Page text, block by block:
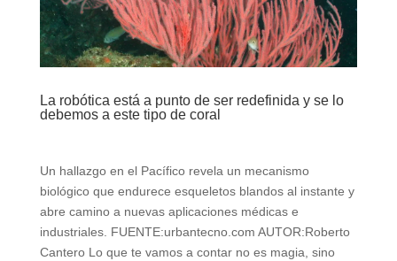
La robótica está a punto de ser redefinida y se lo
debemos a este tipo de coral
Un hallazgo en el Pacífico revela un mecanismo
biológico que endurece esqueletos blandos al instante y
abre camino a nuevas aplicaciones médicas e
industriales. FUENTE:urbantecno.com AUTOR:Roberto
Cantero Lo que te vamos a contar no es magia, sino